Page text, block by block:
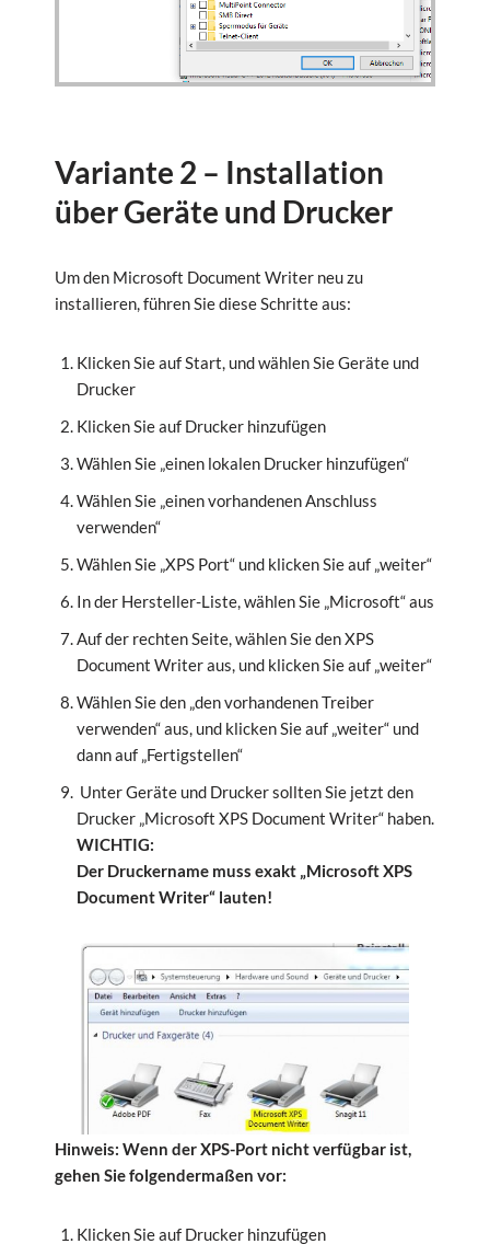
Variante 2 – Installation
über Geräte und Drucker
Um den Microsoft Document Writer neu zu
installieren, führen Sie diese Schritte aus:
Klicken Sie auf Start, und wählen Sie Geräte und
Drucker
Klicken Sie auf Drucker hinzufügen
Wählen Sie „einen lokalen Drucker hinzufügen“
Wählen Sie „einen vorhandenen Anschluss
verwenden“
Wählen Sie „XPS Port“ und klicken Sie auf „weiter“
In der Hersteller-Liste, wählen Sie „Microsoft“ aus
Auf der rechten Seite, wählen Sie den XPS
Document Writer aus, und klicken Sie auf „weiter“
Wählen Sie den „den vorhandenen Treiber
verwenden“ aus, und klicken Sie auf „weiter“ und
dann auf „Fertigstellen“
Unter Geräte und Drucker sollten Sie jetzt den
Drucker „Microsoft XPS Document Writer“ haben.
WICHTIG:
Der Druckername muss exakt „Microsoft XPS
Document Writer“ lauten!
Hinweis: Wenn der XPS-Port nicht verfügbar ist,
gehen Sie folgendermaßen vor:
Klicken Sie auf Drucker hinzufügen